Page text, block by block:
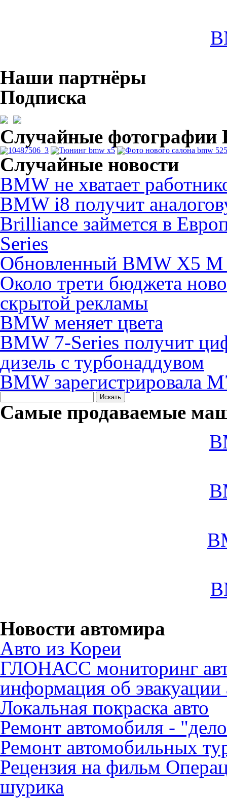
Наши партнёры
Подписка
Случайные фотографии
Случайные новости
BMW не хватает
BMW i8 получит
Brilliance займется в
Series
Обновленный BMW X5 М
Около трети бюджета
скрытой рекламы
BMW меняет цвета
BMW 7-Series получит
дизель с турбонаддувом
BMW зарегистрировала
Самые продаваемые
Новости автомира
Авто из Кореи
ГЛОНАСС мониторинг
информация об эвакуации
Локальная покраска авто
Ремонт автомобиля -
Ремонт автомобильных
Рецензия на фильм
шурика